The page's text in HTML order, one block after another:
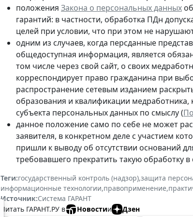
положения Закона о персональных данных
гарантий: в частности, обработка ПДн
целей при условии, что при этом не
одним из случаев, когда персданные
общедоступная информация, является
том числе через свой сайт, о своих
корреспондирует право гражданина при
распространение сетевым изданием
образования и квалификации
субъекта персональных данных по смыслу (
данное положение само по себе не может
заявителя, в конкретном деле с участием
пришли к выводу об отсутствии оснований
требовавшего прекратить такую обработку в
Теги:государственный контроль (надзор),защита
информационные технологии,правоприменение,
Источник:Система ГАРАНТ
Читать ГАРАНТ.РУ в
Новостии
Дзен